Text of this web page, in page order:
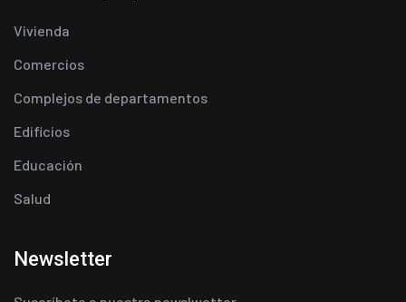
Vivienda
Comercios
Complejos de departamentos
Edificios
Educación
Salud
Newsletter